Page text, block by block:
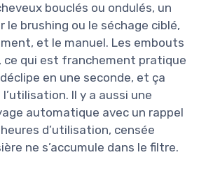
bouclés ou ondulés, un
brushing ou le séchage ciblé,
et le manuel. Les embouts
ce qui est franchement pratique
en une seconde, et ça
Il y a aussi une
automatique avec un rappel
d’utilisation, censée
ne s’accumule dans le filtre.